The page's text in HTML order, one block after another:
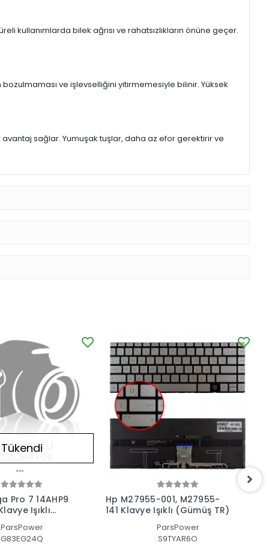
kullanımlarda bilek ağrısı ve rahatsızlıkların önüne geçer.
ve işlevselliğini yitirmemesiyle bilinir. Yüksek
avantaj sağlar. Yumuşak tuşlar, daha az efor gerektirir ve
Tükendi
Pro 7 14AHP9
Işıklı
ParsPower
G83EG24Q
Hp M27955-001, M27955-
141 Klavye Işıklı (Gümüş TR)
ParsPower
S9TYAR6O